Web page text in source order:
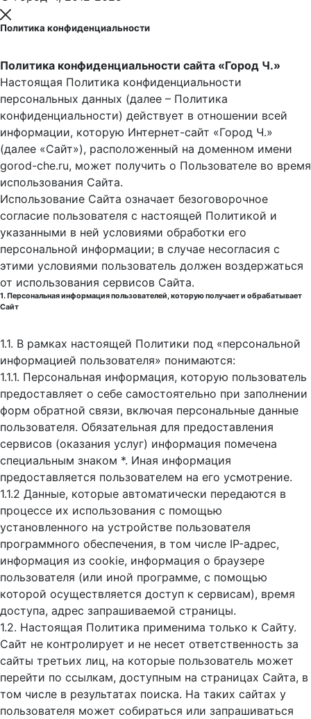
Политика конфиденциальности
Политика конфиденциальности сайта «Город Ч.»
Настоящая Политика конфиденциальности
персональных данных (далее – Политика
конфиденциальности) действует в отношении всей
информации, которую Интернет-сайт «Город Ч.»
(далее «Сайт»), расположенный на доменном имени
gorod-che.ru, может получить о Пользователе во время
использования Cайта.
Использование Сайта означает безоговорочное
согласие пользователя с настоящей Политикой и
указанными в ней условиями обработки его
персональной информации; в случае несогласия с
этими условиями пользователь должен воздержаться
от использования сервисов Сайта.
1. Персональная информация пользователей, которую получает и обрабатывает
Сайт
1.1. В рамках настоящей Политики под «персональной
информацией пользователя» понимаются:
1.1.1. Персональная информация, которую пользователь
предоставляет о себе самостоятельно при заполнении
форм обратной связи, включая персональные данные
пользователя. Обязательная для предоставления
сервисов (оказания услуг) информация помечена
специальным знаком *. Иная информация
предоставляется пользователем на его усмотрение.
1.1.2 Данные, которые автоматически передаются в
процессе их использования с помощью
установленного на устройстве пользователя
программного обеспечения, в том числе IP-адрес,
информация из cookie, информация о браузере
пользователя (или иной программе, с помощью
которой осуществляется доступ к cервисам), время
доступа, адрес запрашиваемой страницы.
1.2. Настоящая Политика применима только к Сайту.
Сайт не контролирует и не несет ответственность за
сайты третьих лиц, на которые пользователь может
перейти по ссылкам, доступным на страницах Сайта, в
том числе в результатах поиска. На таких сайтах у
пользователя может собираться или запрашиваться